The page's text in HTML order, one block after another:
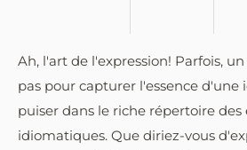
Ah, l'art de l'expression! Parfois,
pas pour capturer l'essence d'une
puiser dans le riche répertoire des
idiomatiques. Que diriez-vous